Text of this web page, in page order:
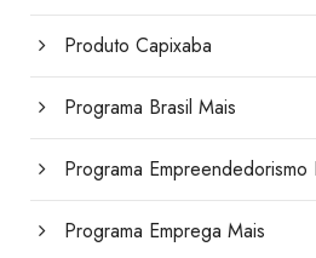
Produto Capixaba
Programa Brasil Mais
Programa Empreendedorismo
Programa Emprega Mais